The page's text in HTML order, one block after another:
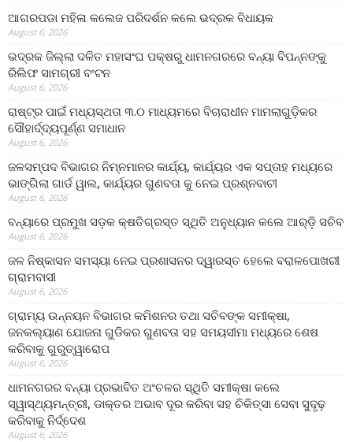
ଆଗରପଡା ମହିଳା କଲେଜ ପରିଦର୍ଶନ କଲେ ଭଦ୍ରକ ବିଧାୟକ
August 6, 2026
ଭଦ୍ରକ ଜିଲ୍ଲା ଦଳିତ ମହାସଂଘ ପକ୍ଷରୁ ଧାମନଗରରେ ବନ୍ୟା ବିପନ୍ନଙ୍କୁ
ରିଲିଫ ସାମଗ୍ରୀ ବଂଟନ
August 6, 2026
ରାଷ୍ଟ୍ର ପାଇଁ ମଧ୍ୟସ୍ଥତା ୩.୦ ମାଧ୍ୟମରେ ବିଚାରାଧୀନ ମାମଲାଗୁଡ଼ିକର
ସୌହାର୍ଦ୍ଦ୍ୟପୂର୍ଣ୍ଣ ସମାଧାନ
August 6, 2026
ଜଳସମ୍ପଦ ବିଭାଗର ନିମ୍ନମାନର କାର୍ଯ୍ୟ, କାର୍ଯ୍ୟର ଏକ ସପ୍ତାହ ମଧ୍ୟରେ
ଭାଙ୍ଗିଲା ଗାର୍ଡ ୱାଲ, କାର୍ଯ୍ୟର ଗୁଣବତା କୁ ନେଇ ପ୍ରଶ୍ନବାଚୀ
August 6, 2026
ବନ୍ୟାରେ ପ୍ରମୁଖ ସଡ଼କ କ୍ଷତିଗ୍ରସ୍ତ ସ୍ଥିତି ଅନୁଧ୍ୟାନ କଲେ ଆର୍‌ଡ଼ି ସଚିବ
August 6, 2026
ଜଳ ନିଷ୍କାସନ ସମସ୍ୟା ନେଇ ପ୍ରଶାସନର ଦ୍ୱାରସ୍ତ ହେଲେ ବରାଳପୋଖରୀ
ଗ୍ରାମବାସୀ
August 6, 2026
ଗ୍ରାମ୍ୟ ଉନ୍ନୟନ ବିଭାଗର କମିଶନର ତଥା ସଚିବଙ୍କ ସମୀକ୍ଷା,
ଜନକଲ୍ୟାଣ ଯୋଜନା ଗୁଡିକର ଗୁଣବତା ସହ ସମୟସୀମା ମଧ୍ୟରେ ଶେଷ
କରିବାକୁ ଗୁରୁତ୍ୱାରୋପ
August 6, 2026
ଧାମନଗରର ବନ୍ୟା ପ୍ରଭାବିତ ଅଂଚଳର ସ୍ଥିତି ସମୀକ୍ଷା କଲେ
ସ୍ୱାସ୍ଥ୍ୟମନ୍ତ୍ରୀ, ଡାକ୍ତର ଅଭାବ ଦୂର କରିବା ସହ ଚିକିତ୍ସା ସେବା ସୁଦୃଢ଼
କରିବାକୁ ନିର୍ଦ୍ଦେଶ
August 6, 2026